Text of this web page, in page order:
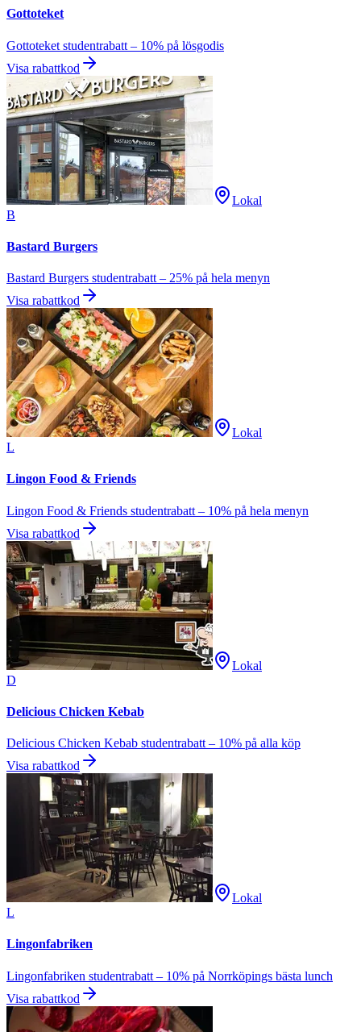
Gottoteket
Gottoteket studentrabatt – 10% på lösgodis
Visa rabattkod
Lokal
B
Bastard Burgers
Bastard Burgers studentrabatt – 25% på hela menyn
Visa rabattkod
Lokal
L
Lingon Food & Friends
Lingon Food & Friends studentrabatt – 10% på hela menyn
Visa rabattkod
Lokal
D
Delicious Chicken Kebab
Delicious Chicken Kebab studentrabatt – 10% på alla köp
Visa rabattkod
Lokal
L
Lingonfabriken
Lingonfabriken studentrabatt – 10% på Norrköpings bästa lunch
Visa rabattkod